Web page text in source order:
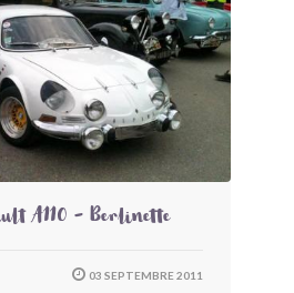
A110 - Berlinette
03 SEPTEMBRE 2011